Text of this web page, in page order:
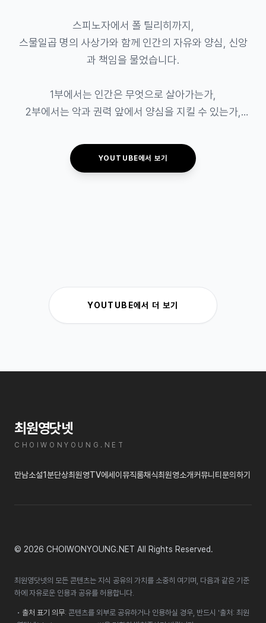
스피노자에서 폴 틸리히까지,
스물일곱 명의 사상가와 함께 인간의 자유와 양심, 신앙
과 책임을 물었습니다.
1부에서는 인간은 무엇으로 살아가는가,
2부에서는 악과 권력 앞에서 양심을 지킬 수 있는가,
를 생각했습니다.
그러나 질문은 끝나지 않습니다.
YOUTUBE에서 보기
YOUTUBE에서 더 보기
최원영닷넷
CHOIWONYOUNG.NET
만남소설1분단상최원영TV에세이 뮤직룸채식최원영소개커뮤니티 문의하기
© 2026 CHOIWONYOUNG.NET All Rights Reserved.
최원영닷넷의 모든 콘텐츠는 지식 공유의 가치를 소중히 여기며, 다음과 같은 기준
하에 자유로운 인용과 공유를 허용합니다.
• 출처 표기 의무: 콘텐츠를 외부로 공유하거나 인용하실 경우, 반드시 '출처: 최원